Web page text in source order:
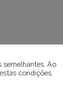
semelhantes. Ao
condições.